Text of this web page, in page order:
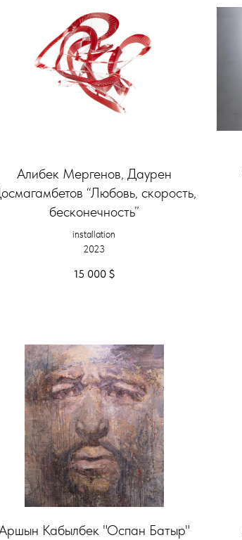
Алибек Мергенов, Даурен
“Любовь, скорость,
бесконечность”
installation
2023
15 000 $
Кабылбек "Оспан Батыр"